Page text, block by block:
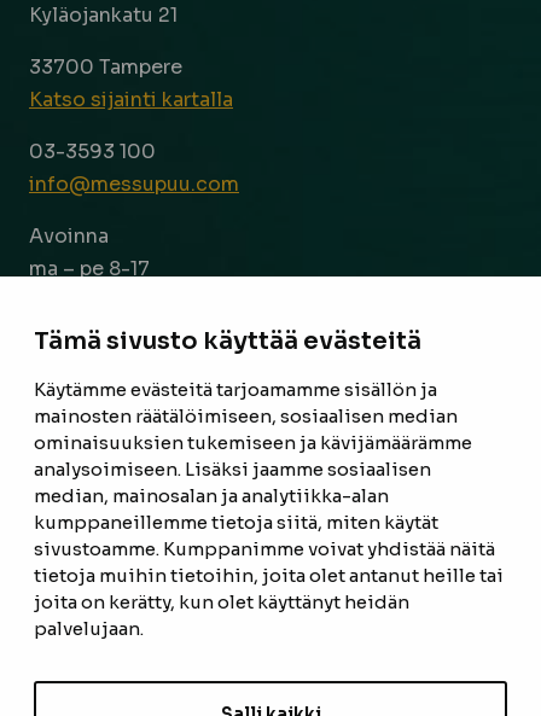
Tämä sivusto käyttää evästeitä
Käytämme evästeitä tarjoamamme sisällön ja
mainosten räätälöimiseen, sosiaalisen median
ominaisuuksien tukemiseen ja kävijämäärämme
analysoimiseen. Lisäksi jaamme sosiaalisen
median, mainosalan ja analytiikka-alan
kumppaneillemme tietoja siitä, miten käytät
sivustoamme. Kumppanimme voivat yhdistää näitä
tietoja muihin tietoihin, joita olet antanut heille tai
joita on kerätty, kun olet käyttänyt heidän
palvelujaan.
Kyläojankatu 21
33700 Tampere
Katso sijainti kartalla
03-3593 100
info@messupuu.com
Avoinna
ma – pe 8-17
ETUSIVU
TUOTTEET
REFERENSSIT
OTA YHTEYTTÄ
TIETOSUOJASELOSTE